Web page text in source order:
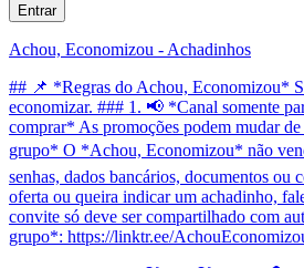
Entrar
Achou, Economizou - Achadinhos
## 📌 *Regras do Achou, Economizou*
economizar. ### 1. 📢 *Canal somente
comprar* As promoções podem mudar
grupo* O *Achou, Economizou* não
senhas, dados bancários, documentos
oferta ou queira indicar um achadinho,
convite só deve ser compartilhado com
grupo*: https://linktr.ee/